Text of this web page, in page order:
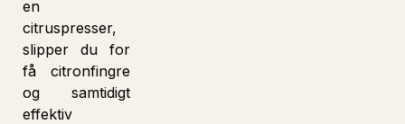
en
citruspresser,
slipper du for
få citronfingre
og samtidigt
effektiv